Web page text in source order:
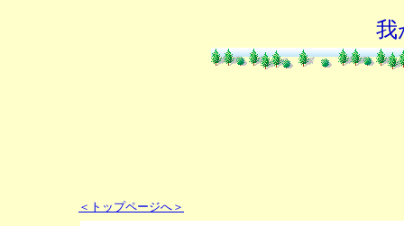
我
＜トップページへ＞